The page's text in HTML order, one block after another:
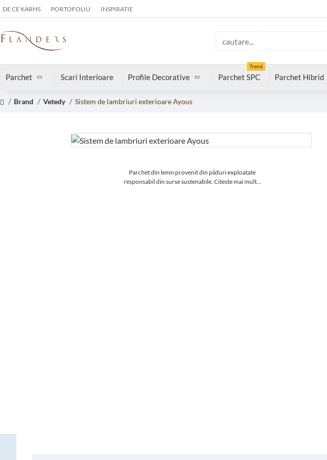
DE CE KARHS PORTOFOLIU INSPIRATIE
Parchet Scari Interioare Profile Decorative Parchet SPC
Trend
Parchet Hibrid
Brand Vetedy Sistem de lambriuri exterioare Ayous
Parchet din lemn provenit din păduri exploatate
responsabil din surse sustenabile. Citeste mai mult...